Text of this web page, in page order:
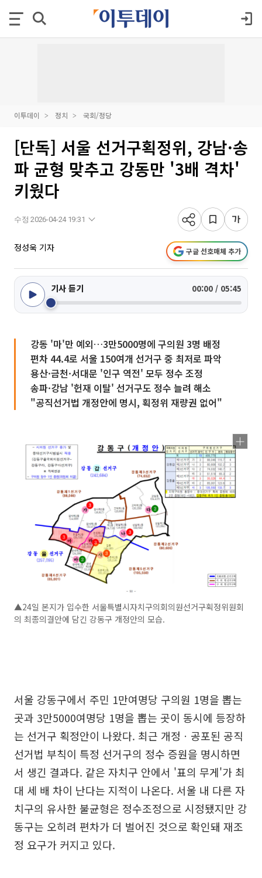
이투데이 정치 국회/정당
[단독] 서울 선거구획정위, 강남·송
파 균형 맞추고 강동만 '3배 격차'
키웠다
수정 2026-04-24 19:31
정성욱 기자 구글 선호매체 추가
기사 듣기 00:00 / 05:45
강동 '마'만 예외…3만5000명에 구의원 3명 배정
편차 44.4로 서울 150여개 선거구 중 최저로 파악
용산·금천·서대문 '인구 역전' 모두 정수 조정
송파·강남 '헌재 이탈' 선거구도 정수 늘려 해소
"공직선거법 개정안에 명시, 획정위 재량권 없어"
▲24일 본지가 입수한 서울특별시자치구의회의원선거구획정위원회
의 최종의결안에 담긴 강동구 개정안의 모습.
서울 강동구에서 주민 1만여명당 구의원 1명을 뽑는
곳과 3만5000여명당 1명을 뽑는 곳이 동시에 등장하
는 선거구 획정안이 나왔다. 최근 개정ㆍ공포된 공직
선거법 부칙이 특정 선거구의 정수 증원을 명시하면
서 생긴 결과다. 같은 자치구 안에서 '표의 무게'가 최
대 세 배 차이 난다는 지적이 나온다. 서울 내 다른 자
치구의 유사한 불균형은 정수조정으로 시정됐지만 강
동구는 오히려 편차가 더 벌어진 것으로 확인돼 재조
정 요구가 커지고 있다.